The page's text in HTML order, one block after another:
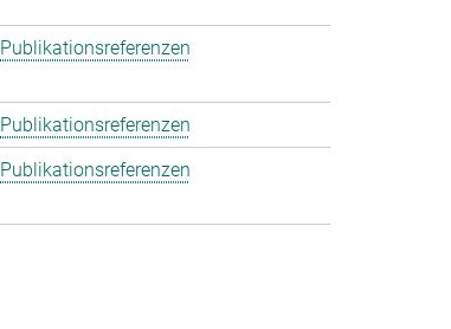
Publikationsreferenzen
Publikationsreferenzen
Publikationsreferenzen